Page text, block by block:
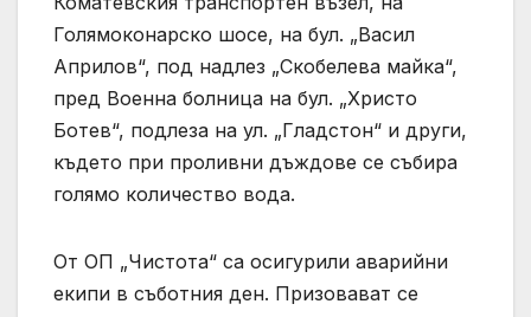
Голямоконарско шосе, на бул. „Васил
Априлов“, под надлез „Скобелева майка“,
пред Военна болница на бул. „Христо
Ботев“, подлеза на ул. „Гладстон“ и други,
където при проливни дъждове се събира
голямо количество вода.
От ОП „Чистота“ са осигурили аварийни
екипи в съботния ден. Призовават се